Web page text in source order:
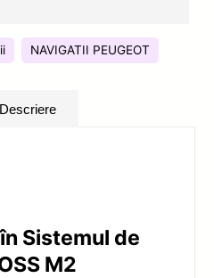
NAVIGATII PEUGEOT
Descriere
Sistemul de
M2